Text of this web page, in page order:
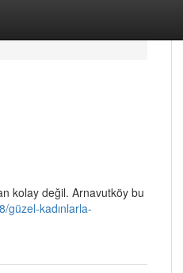
kolay değil. Arnavutköy bu
güzel-kadınlarla-